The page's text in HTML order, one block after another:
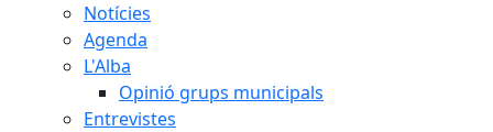
Notícies
Agenda
L'Alba
Opinió grups municipals
Entrevistes